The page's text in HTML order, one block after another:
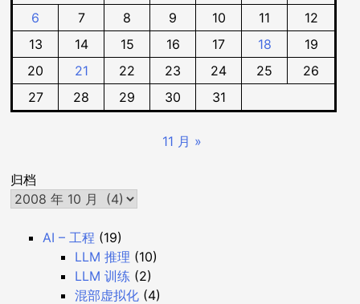
6
7 8 9 10 11
12
13
14 15 16 17 18
19
20
21 22 23 24 25
26
27
28 29 30 31
11 月 »
归档
AI – 工程 (19)
LLM 推理 (10)
LLM 训练 (2)
混部虚拟化 (4)